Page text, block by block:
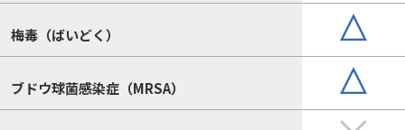
梅毒（ばいどく）
ブドウ球菌感染症（MRSA）